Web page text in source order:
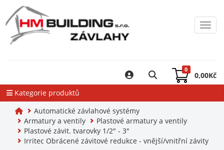
0
0,00Kč
Kategorie produktů
Automatické závlahové systémy
Armatury a ventily
Plastové armatury a ventily
Plastové závit. tvarovky 1/2" - 3"
Irritec Obrácené závitové redukce - vnější/vnitřní závity